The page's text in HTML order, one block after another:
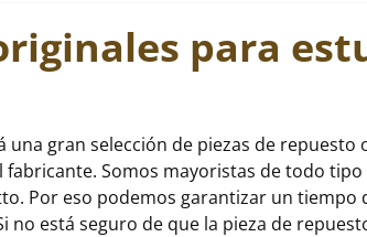
para
gran selección de piezas de repuesto
Somos mayoristas de todo
Por eso podemos garantizar un tiempo
no está seguro de que la pieza de